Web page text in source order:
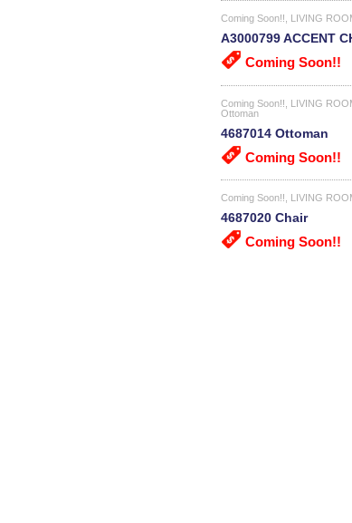
Coming Soon!! LIVING
A3000799 ACCENT
Coming Soon!!
Coming Soon!! LIVING
Ottoman
4687014 Ottoman
Coming Soon!!
Coming Soon!! LIVING
4687020 Chair
Coming Soon!!